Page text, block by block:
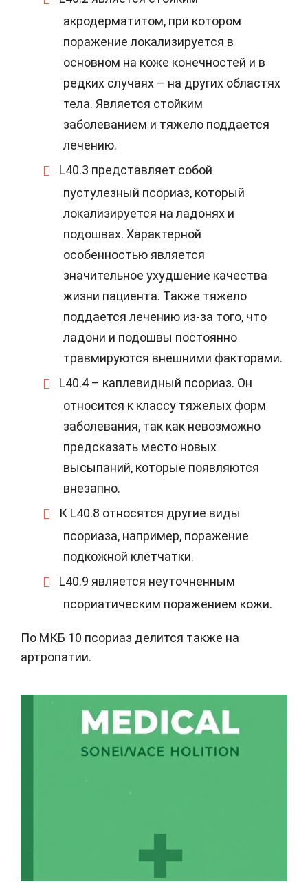
акродерматитом, при котором
поражение локализируется в
основном на коже конечностей и в
редких случаях – на других областях
тела. Является стойким
заболеванием и тяжело поддается
лечению.
L40.3 представляет собой
пустулезный псориаз, который
локализируется на ладонях и
подошвах. Характерной
особенностью является
значительное ухудшение качества
жизни пациента. Также тяжело
поддается лечению из-за того, что
ладони и подошвы постоянно
травмируются внешними факторами.
L40.4 – каплевидный псориаз. Он
относится к классу тяжелых форм
заболевания, так как невозможно
предсказать место новых
высыпаний, которые появляются
внезапно.
К L40.8 относятся другие виды
псориаза, например, поражение
подкожной клетчатки.
L40.9 является неуточненным
псориатическим поражением кожи.
По МКБ 10 псориаз делится также на
артропатии.